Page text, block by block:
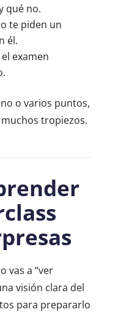
qué no.
te piden un
él.
examen
o varios puntos,
tropiezos.
vas a “ver
visión clara del
para prepararlo